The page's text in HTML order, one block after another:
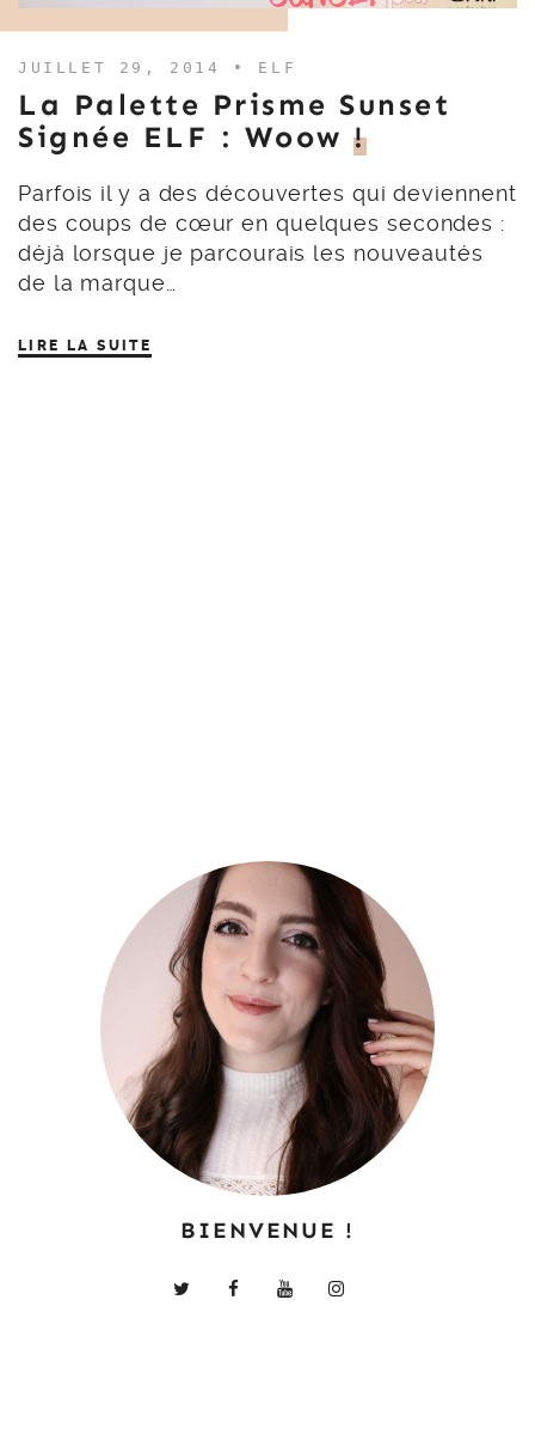
JUILLET 29, 2014 • ELF
La Palette Prisme Sunset
Signée ELF : Woow !
Parfois il y a des découvertes qui deviennent
des coups de cœur en quelques secondes :
déjà lorsque je parcourais les nouveautés
de la marque…
LIRE LA SUITE
BIENVENUE !